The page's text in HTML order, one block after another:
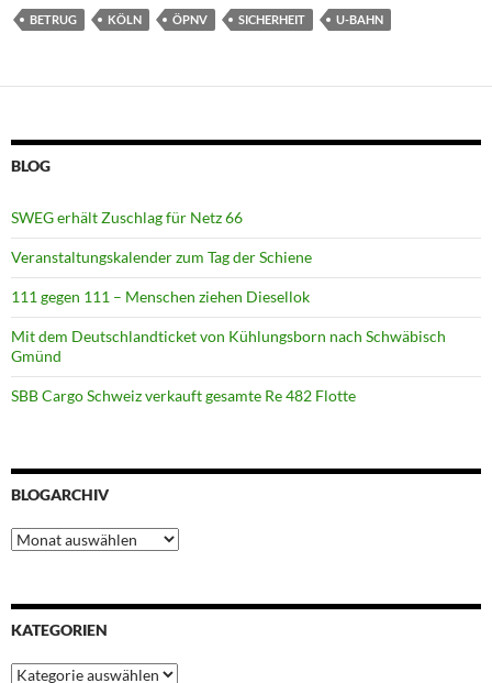
BETRUG KÖLN ÖPNV SICHERHEIT U-BAHN
BLOG
SWEG erhält Zuschlag für Netz 66
Veranstaltungskalender zum Tag der Schiene
111 gegen 111 – Menschen ziehen Diesellok
Mit dem Deutschlandticket von Kühlungsborn nach Schwäbisch
Gmünd
SBB Cargo Schweiz verkauft gesamte Re 482 Flotte
BLOGARCHIV
Blogarchiv
KATEGORIEN
Kategorien